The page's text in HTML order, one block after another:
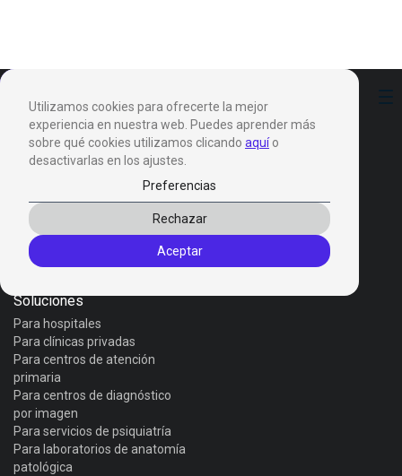
Utilizamos cookies para ofrecerte la mejor
experiencia en nuestra web. Puedes aprender más
sobre qué cookies utilizamos clicando aquío
desactivarlas en los ajustes.
Preferencias
Rechazar
Aceptar
Invox Dictation
Invox Genesis
Soluciones
Para hospitales
Para clínicas privadas
Para centros de atención
primaria
Para centros de diagnóstico
por imagen
Para servicios de psiquiatría
Para laboratorios de anatomía
patológica